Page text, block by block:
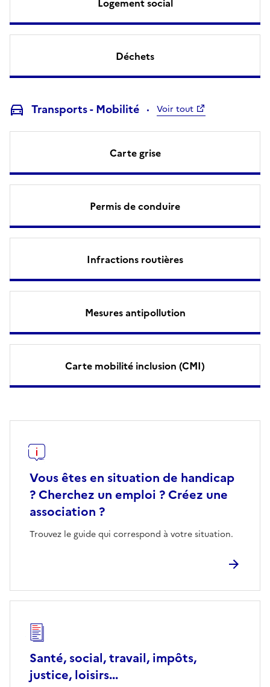
Déchets
Transports - Mobilité Voir tout
Carte grise
Permis de conduire
Infractions routières
Mesures antipollution
Carte mobilité inclusion (CMI)
Vous êtes en situation de handicap
? Cherchez un emploi ? Créez une
association ?
Trouvez le guide qui correspond à votre situation.
Santé, social, travail, impôts,
justice, loisirs...